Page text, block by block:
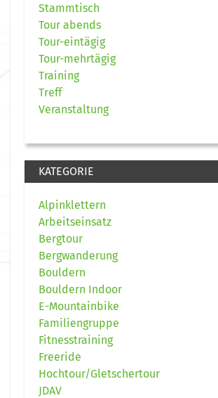
Stammtisch
Tour abends
Tour-eintägig
Tour-mehrtägig
Training
Treff
Veranstaltung
KATEGORIE
Alpinklettern
Arbeitseinsatz
Bergtour
Bergwanderung
Bouldern
Bouldern Indoor
E-Mountainbike
Familiengruppe
Fitnesstraining
Freeride
Hochtour/Gletschertour
JDAV